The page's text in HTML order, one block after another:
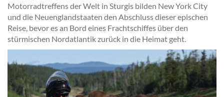
Motorradtreffens der Welt in Sturgis bilden New York City
und die Neuenglandstaaten den Abschluss dieser epischen
Reise, bevor es an Bord eines Frachtschiffes über den
stürmischen Nordatlantik zurück in die Heimat geht.